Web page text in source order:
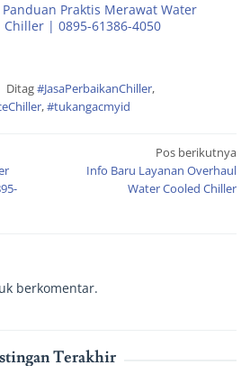
Panduan Praktis Merawat Water
Chiller | 0895-61386-4050
Ditag#JasaPerbaikanChiller,
,#tukangacmyid
Pos berikutnya
Info Baru Layanan Overhaul
Water Cooled Chiller
berkomentar.
Terakhir